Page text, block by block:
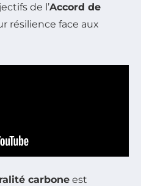
de l’Accord de
résilience face aux
carbone est